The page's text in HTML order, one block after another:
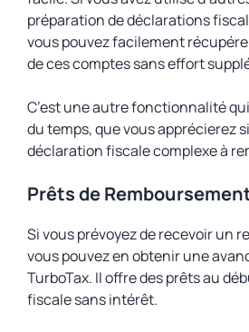
préparation de déclarations
vous pouvez facilement
de ces comptes sans effort
C’est une autre fonctionnalité
du temps, que vous apprécierez
déclaration fiscale complexe à
Prêts de
Si vous prévoyez de recevoir un
vous pouvez en obtenir une
TurboTax. Il offre des prêts au
fiscale sans intérêt.